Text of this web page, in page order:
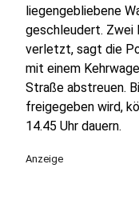
liegengebliebene
geschleudert. Zwei
verletzt, sagt die
mit einem
Straße abstreuen.
freigegeben wird,
14.45 Uhr dauern.
Anzeige